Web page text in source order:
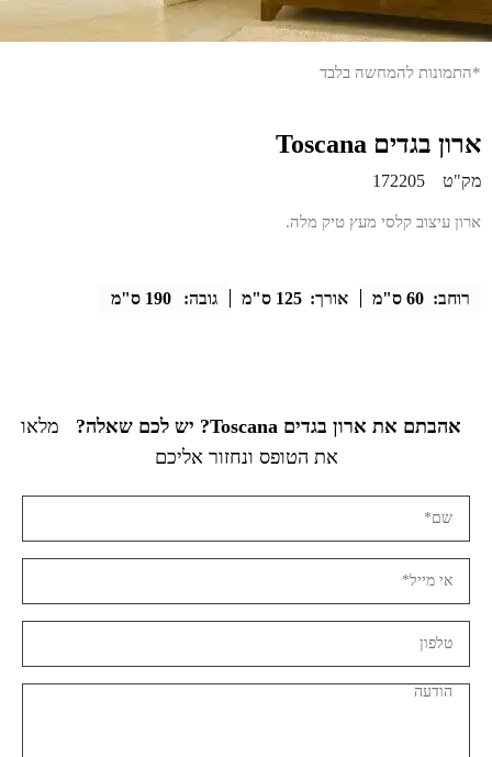
*התמונות להמחשה בלבד
ארון בגדים Toscana
מק"ט 172205
ארון עיצוב קלסי מעץ טיק מלה.
רוחב: 60 ס"מ אורך: 125 ס"מ גובה: 190 ס"מ
אהבתם את ארון בגדים Toscana? יש לכם שאלה?
מלאו
את הטופס ונחזור אליכם